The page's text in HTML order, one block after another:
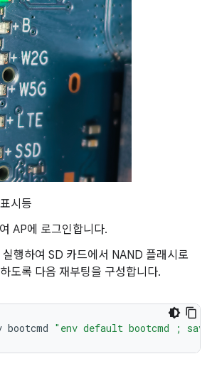
시등
AP에 로그인합니다.
행하여 SD 카드에서 NAND 플래시로
도록 다음 재부팅을 구성합니다.
bootcmd "env default bootcmd ;